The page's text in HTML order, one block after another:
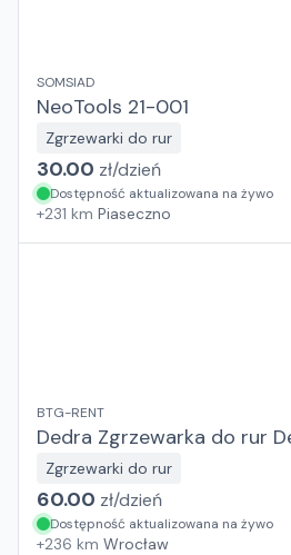
SOMSIAD
NeoTools 21-001
Zgrzewarki do rur
30.00 zł/dzień
Dostępność aktualizowana na żywo
+231 km Piaseczno
BTG-RENT
Dedra Zgrzewarka do rur
Zgrzewarki do rur
60.00 zł/dzień
Dostępność aktualizowana na żywo
+236 km Wrocław